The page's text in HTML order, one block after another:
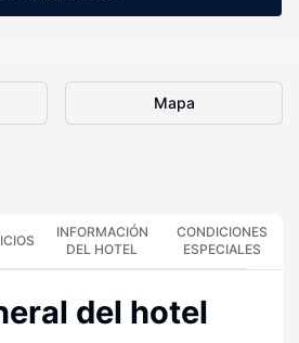
Mapa
INFORMACIÓN
DEL HOTEL
CONDICIONES
ESPECIALES
del hotel